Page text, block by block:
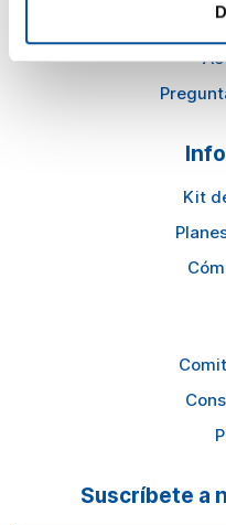
Turismo
Kit
Suscríbete a